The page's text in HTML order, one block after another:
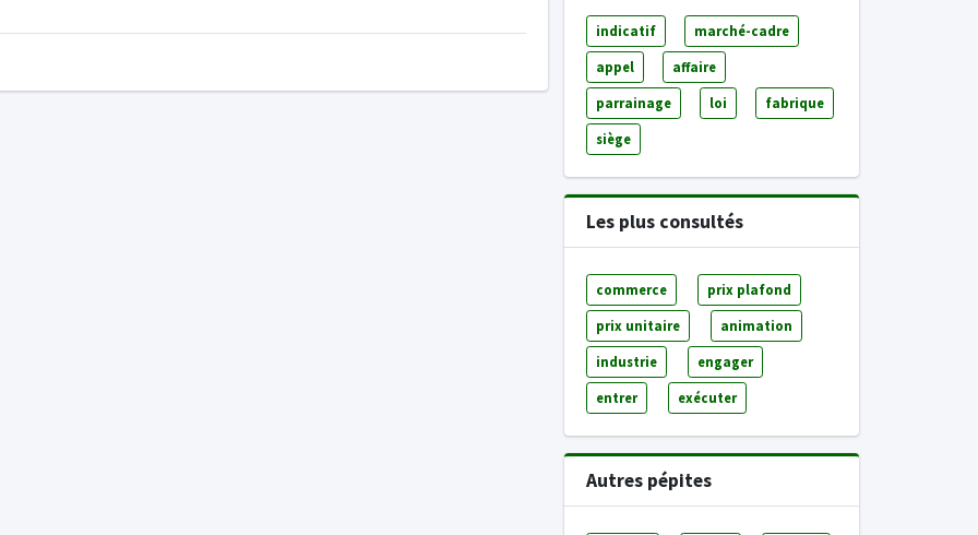
indicatif marché-cadre
appel affaire
parrainage loi fabrique
siège
Les plus consultés
commerce prix plafond
prix unitaire animation
industrie engager
entrer exécuter
Autres pépites